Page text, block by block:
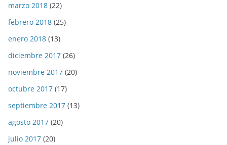
marzo 2018 (22)
febrero 2018 (25)
enero 2018 (13)
diciembre 2017 (26)
noviembre 2017 (20)
octubre 2017 (17)
septiembre 2017 (13)
agosto 2017 (20)
julio 2017 (20)